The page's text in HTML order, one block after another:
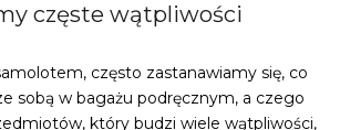
częste wątpliwości
często zastanawiamy się, co
sobą w bagażu podręcznym, a czego
który budzi wiele wątpliwości,